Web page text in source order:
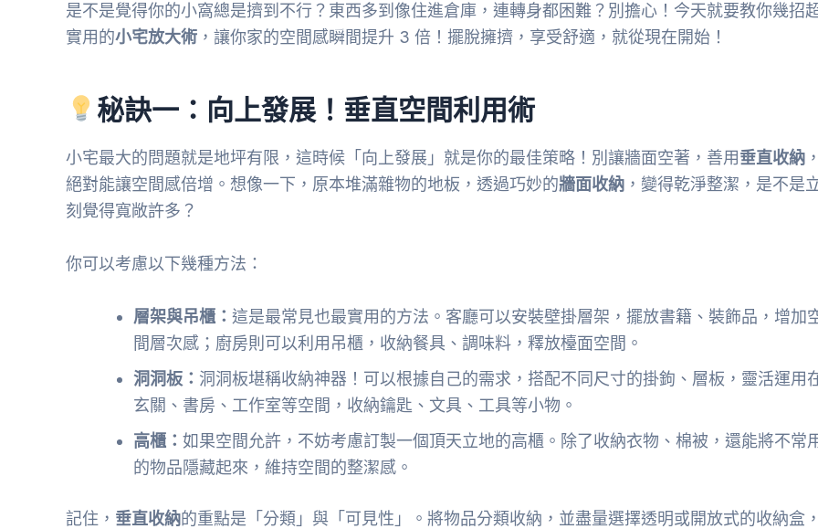
是不是覺得你的小窩總是擠到不行？東西多到像住進倉庫，連轉身都困難？別擔心！今天就要教你幾招
實用的小宅放大術 ，讓你家的空間感瞬間提升 3 倍！擺脫擁擠，享受舒適，就從現在開始！
秘訣一：向上發展！垂直空間利用術
小宅最大的問題就是地坪有限，這時候「向上發展」就是你的最佳策略！別讓牆面空著，善用垂直收納
絕對能讓空間感倍增。想像一下，原本堆滿雜物的地板，透過巧妙的牆面收納 ，變得乾淨整潔，是不是
刻覺得寬敞許多？
你可以考慮以下幾種方法：
層架與吊櫃： 這是最常見也最實用的方法。客廳可以安裝壁掛層架，擺放書籍、裝飾品，增加
間層次感；廚房則可以利用吊櫃，收納餐具、調味料，釋放檯面空間。
洞洞板： 洞洞板堪稱收納神器！可以根據自己的需求，搭配不同尺寸的掛鉤、層板，靈活運用
玄關、書房、工作室等空間，收納鑰匙、文具、工具等小物。
高櫃： 如果空間允許，不妨考慮訂製一個頂天立地的高櫃。除了收納衣物、棉被，還能將不常
的物品隱藏起來，維持空間的整潔感。
記住， 垂直收納的重點是「分類」與「可見性」。將物品分類收納，並盡量選擇透明或開放式的收納盒